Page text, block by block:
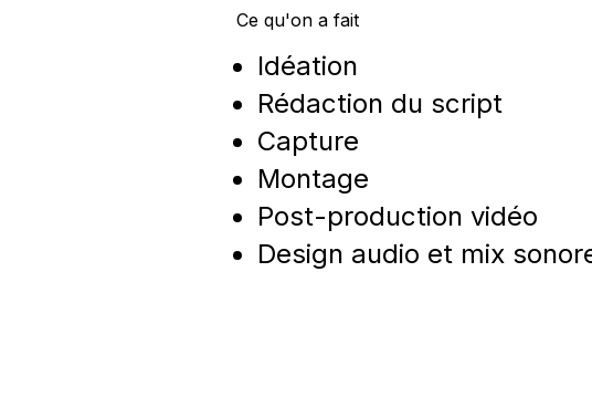
Ce qu'on a fait
Idéation
Rédaction du script
Capture
Montage
Post-production vidéo
Design audio et mix